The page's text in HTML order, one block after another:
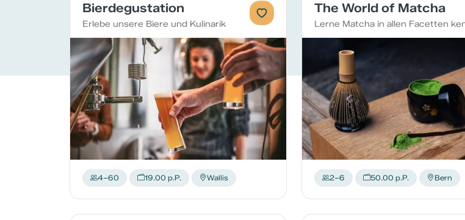
Bierdegustation
Erlebe unsere Biere und Kulinarik
4–60 19.00 p.P. Wallis
The World of Matcha
2–6 50.00 p.P. Bern